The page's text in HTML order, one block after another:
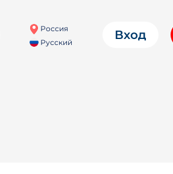
Россия
Русский
Вход